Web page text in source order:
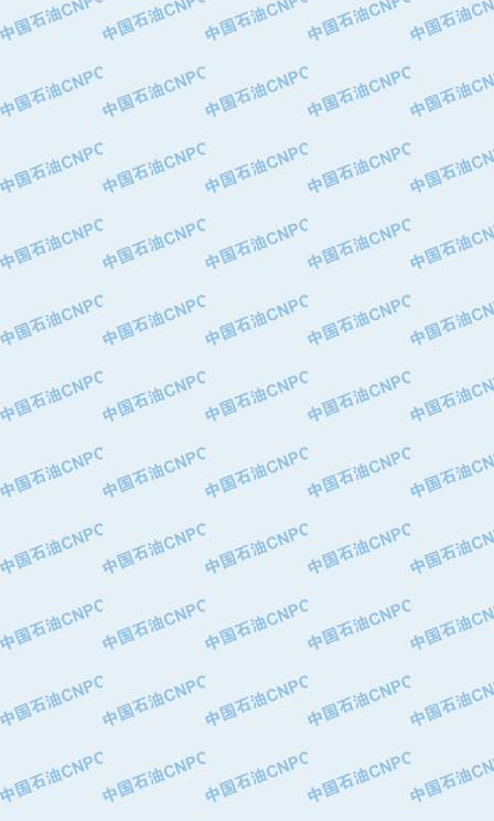
·山东墨龙石油机械股份有限公司
·大庆油田物资集团
·南阳防爆集团有限公司
·乳山市力久特种电机有限公司
·无锡西姆莱斯石油专用管制造有限公
·沈阳全密封变压器股份有限公司
·河北华北石油天成实业集团有限公司
·特变电工股份有限公司
·中国石化镇海炼油化工股份有限公司
·重庆川东阀门制造有限公司
·三明高中压阀门有限公司
·宁波永泰塑料机械有限公司宁波高压
·上海人民企业集团有限公司
·西安巨力石油技术有限责任公司
·青岛汉缆股份有限公司
·厦门市榕兴新世纪石油设备制造有限
·大港油田集团中成机械制造有限公司
·承德司达石油装备开发公司
·四川明星电缆有限公司
·中国石油大庆石油化工总厂
·中国石油化工股份有限公司催化剂长
·北京长空工业有限公司
·北京中旭阳光石油天然气科技有限公
·托肯恒山科技（广州）有限公司
·北京德泰联华科技发展有限公司